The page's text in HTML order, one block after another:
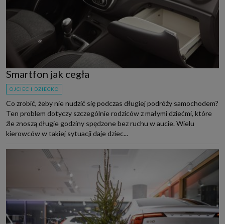
Smartfon jak cegła
OJCIEC I DZIECKO
Co zrobić, żeby nie nudzić się podczas długiej podróży samochodem?
Ten problem dotyczy szczególnie rodziców z małymi dziećmi, które
źle znoszą długie godziny spędzone bez ruchu w aucie. Wielu
kierowców w takiej sytuacji daje dziec...